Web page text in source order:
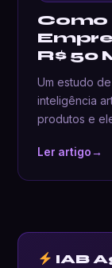
Como
R$ 50
Um estudo
inteligência
produtos e
Ler artigo→
IAB